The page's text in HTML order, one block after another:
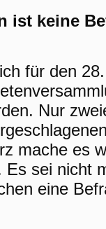
ist keine
für den
Nur
mache es
sei nicht
eine